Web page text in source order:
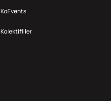
KoEvents
Kolektifliler